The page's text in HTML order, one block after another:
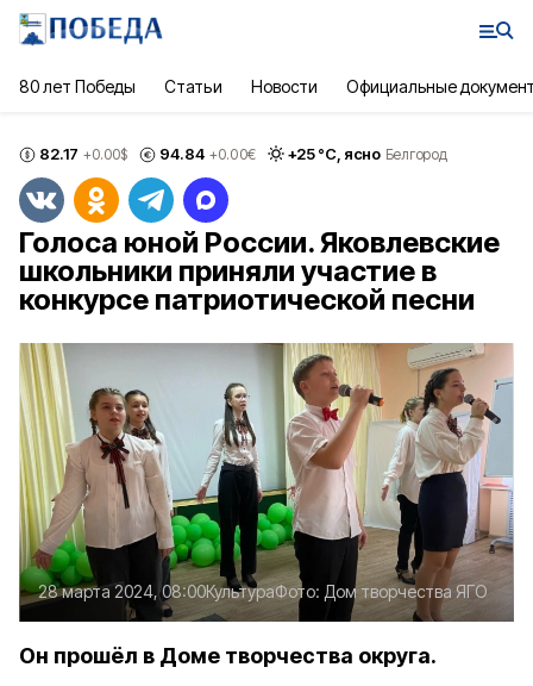
80 лет Победы Статьи Новости Официальные
82.17 +0.00$ 94.84 +0.00€ +25°С, ясно Белгород
Голоса юной России. Яковлевские
школьники приняли участие в
конкурсе патриотической песни
28 марта 2024, 08:00КультураФото: Дом творчества ЯГО
Он прошёл в Доме творчества округа.